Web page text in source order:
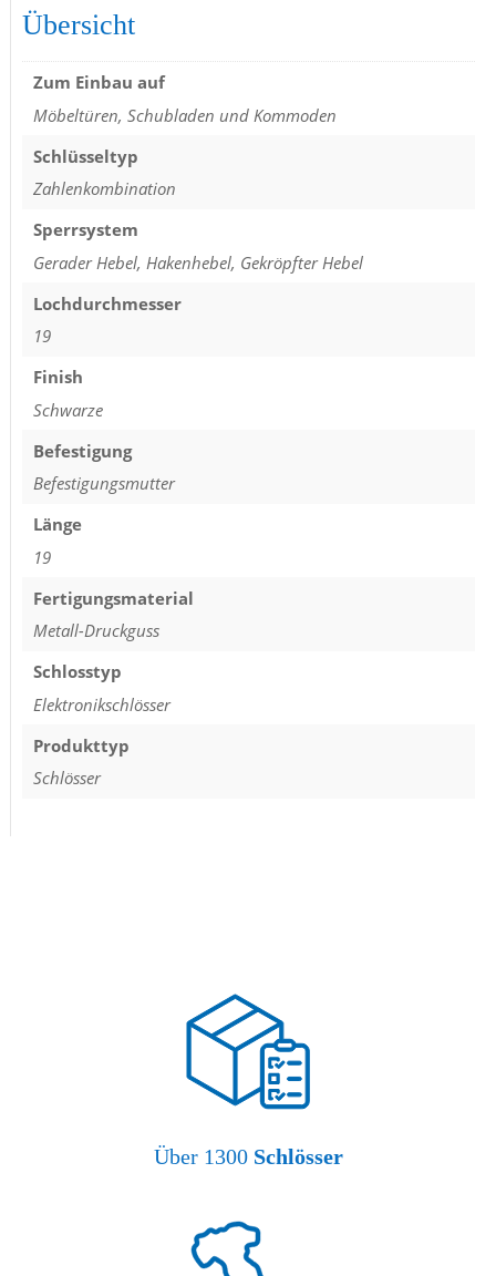
Übersicht
Zum Einbau auf
Möbeltüren, Schubladen und Kommoden
Schlüsseltyp
Zahlenkombination
Sperrsystem
Gerader Hebel, Hakenhebel, Gekröpfter Hebel
Lochdurchmesser
19
Finish
Schwarze
Befestigung
Befestigungsmutter
Länge
19
Fertigungsmaterial
Metall-Druckguss
Schlosstyp
Elektronikschlösser
Produkttyp
Schlösser
Über 1300 Schlösser